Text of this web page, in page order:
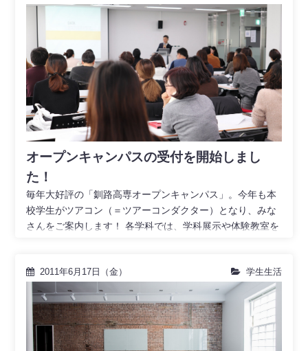
オープンキャンパスの受付を開始しまし
た！
毎年大好評の「釧路高専オープンキャンパス」。今年も本
校学生がツアコン（＝ツアーコンダクター）となり、みな
さんをご案内します！ 各学科では、学科展示や体験教室を
2011年6月17日（金） 学生生活